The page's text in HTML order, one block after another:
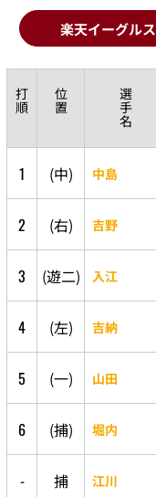
楽天イーグルス
打
順
位
置
選
手
名
1 (中) 中島
2 (右) 吉野
3 (遊二) 入江
4 (左) 吉納
5 (一) 山田
6 (捕) 堀内
- 捕 江川